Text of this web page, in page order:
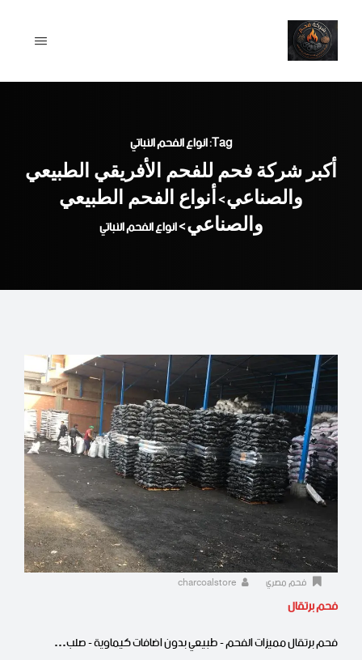
content
Tag: انواع الفحم النباتي
أكبر شركة فحم للفحم الأفريقي الطبيعي
والصناعي>أنواع الفحم الطبيعي
والصناعي>انواع الفحم النباتي
فحم مصري
فحم برتقال
فحم برتقال مميزات الفحم - طبيعي بدون اضافات كيماوية - صلب…